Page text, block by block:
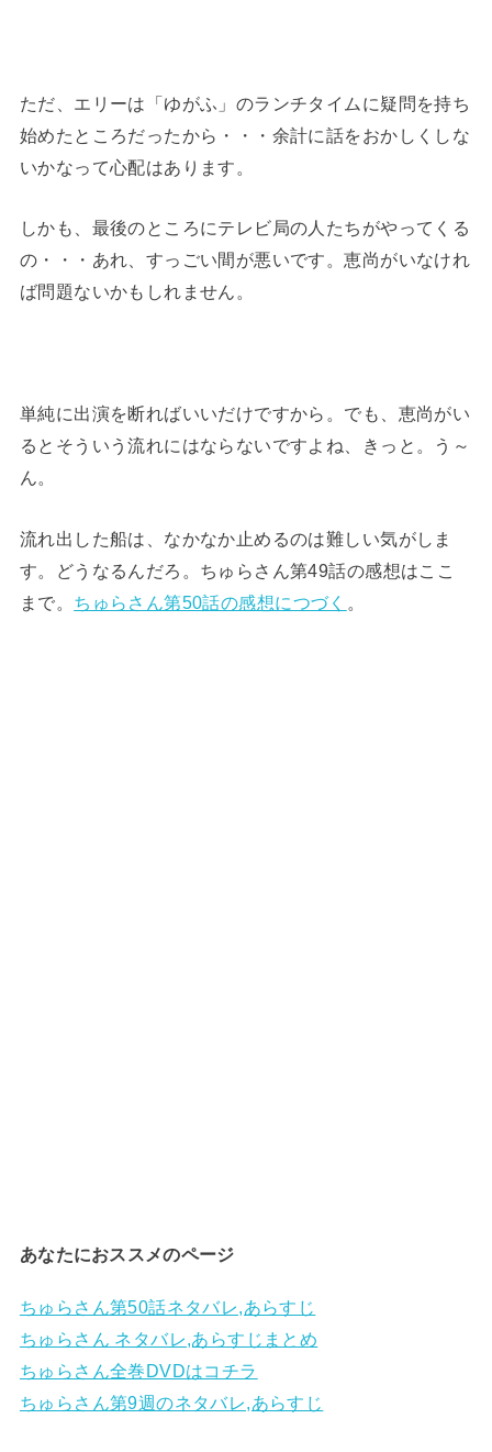
ただ、エリーは「ゆがふ」のランチタイムに疑問を持ち
始めたところだったから・・・余計に話をおかしくしな
いかなって心配はあります。
しかも、最後のところにテレビ局の人たちがやってくる
の・・・あれ、すっごい間が悪いです。恵尚がいなけれ
ば問題ないかもしれません。
単純に出演を断ればいいだけですから。でも、恵尚がい
るとそういう流れにはならないですよね、きっと。う～
ん。
流れ出した船は、なかなか止めるのは難しい気がしま
す。どうなるんだろ。ちゅらさん第49話の感想はここ
まで。 ちゅらさん第50話の感想につづく
あなたにおススメのページ
ちゅらさん第50話ネタバレ,あらすじ
ちゅらさん ネタバレ,あらすじまとめ
ちゅらさん全巻DVDはコチラ
ちゅらさん第9週のネタバレ,あらすじ